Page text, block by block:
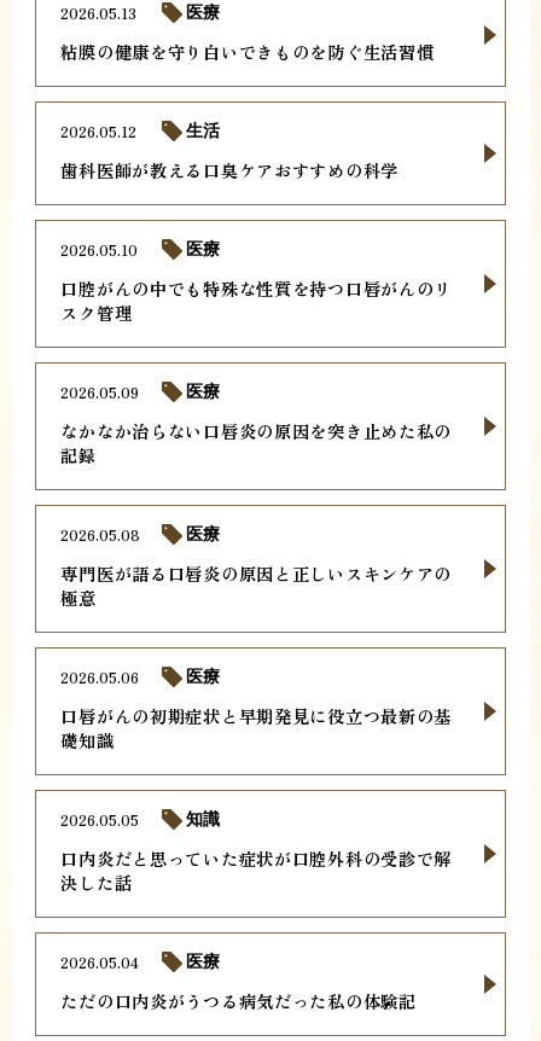
粘膜の健康を守り白いできものを防ぐ生活習慣
2026.05.13 医療
歯科医師が教える口臭ケアおすすめの科学
2026.05.12 生活
口腔がんの中でも特殊な性質を持つ口唇がんのリ
スク管理
2026.05.10 医療
なかなか治らない口唇炎の原因を突き止めた私の
記録
2026.05.09 医療
専門医が語る口唇炎の原因と正しいスキンケアの
極意
2026.05.08 医療
口唇がんの初期症状と早期発見に役立つ最新の基
礎知識
2026.05.06 医療
口内炎だと思っていた症状が口腔外科の受診で解
決した話
2026.05.05 知識
ただの口内炎がうつる病気だった私の体験記
2026.05.04 医療